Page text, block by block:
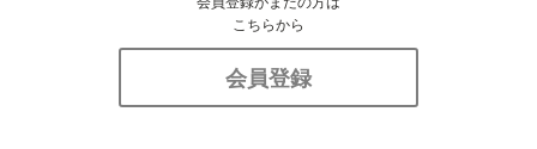
こちらから
会員登録